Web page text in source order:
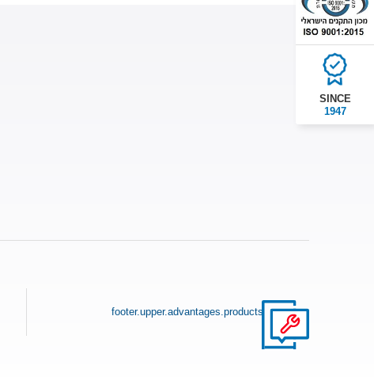
SINCE
1947
footer.upper.advantages.products